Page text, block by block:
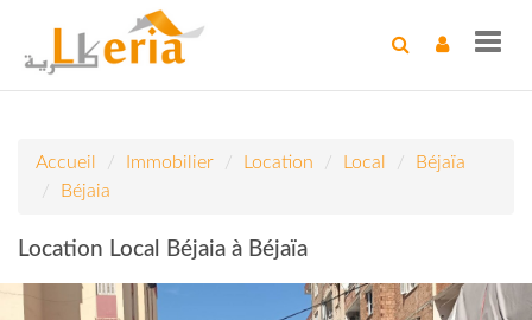
Accueil Immobilier Location Local
Béjaïa
Béjaia
Location Local Béjaia à Béjaïa